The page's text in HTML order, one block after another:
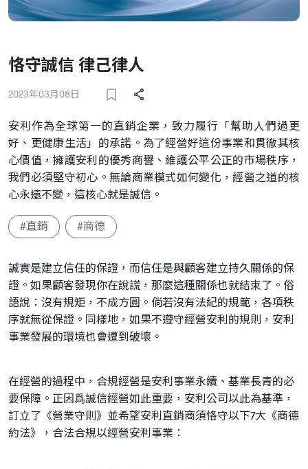
恪守誠信 律己律人
2023年03月08日
安利作為全球第一的直銷企業，致力履行「幫助人們過更
好、更健康生活」的承諾。為了經營好這份事業和貫徹其核
心價值，擁護安利的優秀商譽、維護公平公正的市場秩序，
我們必須堅守初心。無論商業模式如何變化，經營之道的核
心永遠不變，這核心就是誠信。
#直銷 #商德
誠實是建立信任的保證，而信任是與顧客建立持久關係的保
證。如果顧客發現你在說謊，那麼這種關係也就結束了。俗
語說：沒有規矩，不成方圓。倘若沒有法紀的規範，各項秩
序就無從保證。同樣地，如果不遵守經營安利的規則，安利
事業發展的環境也會遭到破壞。
在經營的過程中，合規經營是安利事業永續、基業長青的必
要保障。正因爲誠信經營如此重要，安利公司以此為基準，
訂立了《營業守則》並希望安利直銷商須恪守以下7大《商德
約法》，合法合規以經營安利事業：